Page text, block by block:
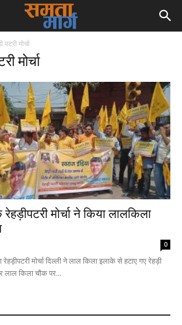
पटरी मोर्चा
मोर्चा
मोर्चा ने किया लालकिला
0
मोर्चा दिल्ली ने लाल किला इलाके से हटाए गए रेहड़ी
लाल किला चौक पर...